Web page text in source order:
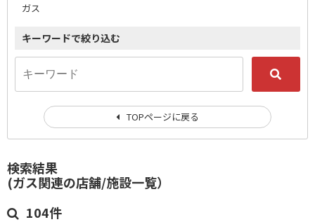
検索結果
(ガス関連の店舗/施設一覧）
104件
ガス
キーワードで絞り込む
TOPページに戻る